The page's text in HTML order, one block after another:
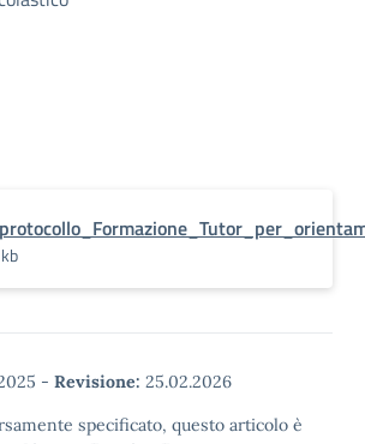
- Revisione: 25.02.2026
specificato, questo articolo è